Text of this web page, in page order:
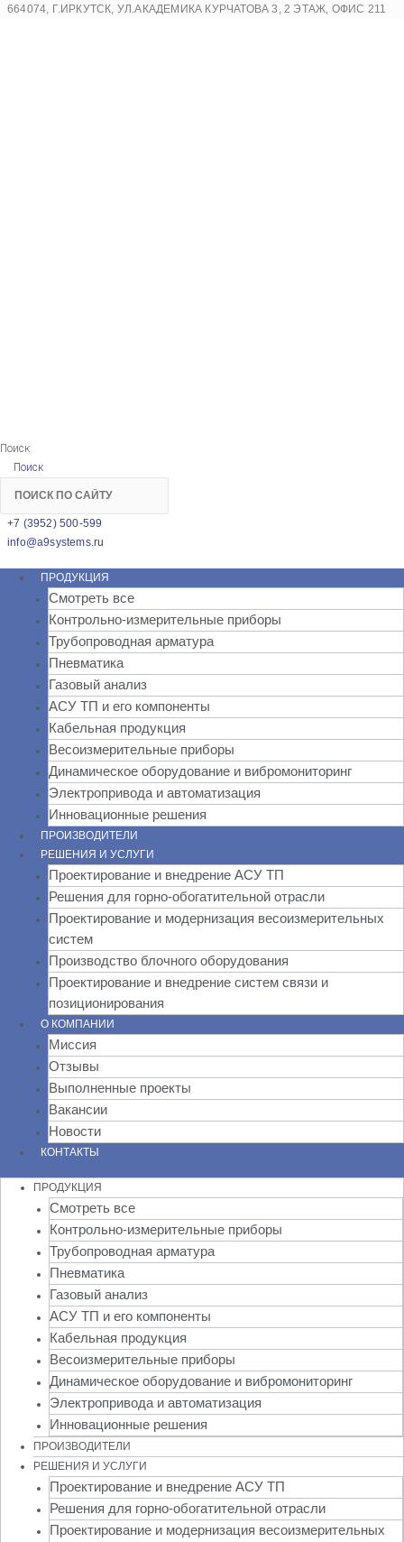
Перейти
664074, Г.ИРКУТСК, УЛ.АКАДЕМИКА КУРЧАТОВА 3, 2 ЭТАЖ, ОФИС 211
Поиск
Поиск
+7 (3952) 500-599
info@a9systems.ru
ПРОДУКЦИЯ
Смотреть все
Контрольно-измерительные приборы
Трубопроводная арматура
Пневматика
Газовый анализ
АСУ ТП и его компоненты
Кабельная продукция
Весоизмерительные приборы
Динамическое оборудование и вибромониторинг
Электропривода и автоматизация
Инновационные решения
ПРОИЗВОДИТЕЛИ
РЕШЕНИЯ И УСЛУГИ
Проектирование и внедрение АСУ ТП
Решения для горно-обогатительной отрасли
Проектирование и модернизация весоизмерительных
систем
Производство блочного оборудования
Проектирование и внедрение систем связи и
позиционирования
О КОМПАНИИ
Миссия
Отзывы
Выполненные проекты
Вакансии
Новости
КОНТАКТЫ
ПРОДУКЦИЯ
Смотреть все
Контрольно-измерительные приборы
Трубопроводная арматура
Пневматика
Газовый анализ
АСУ ТП и его компоненты
Кабельная продукция
Весоизмерительные приборы
Динамическое оборудование и вибромониторинг
Электропривода и автоматизация
Инновационные решения
ПРОИЗВОДИТЕЛИ
РЕШЕНИЯ И УСЛУГИ
Проектирование и внедрение АСУ ТП
Решения для горно-обогатительной отрасли
Проектирование и модернизация весоизмерительных